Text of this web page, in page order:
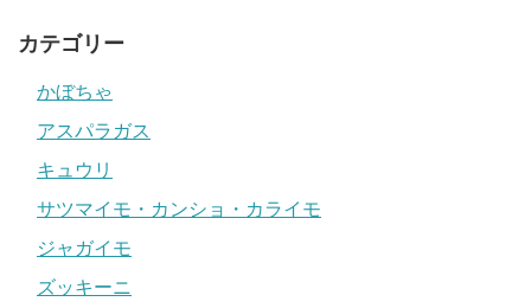
カテゴリー
かぼちゃ
アスパラガス
キュウリ
サツマイモ・カンショ・カライモ
ジャガイモ
ズッキーニ